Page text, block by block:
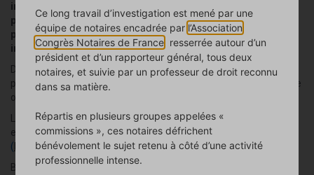
individuel : depuis le 15 mai 2022, il possède de plein droit un
patrimoine professionnel distinct de son patrimoine
personnel, le protégeant, ainsi que sa famille, des risques
inhérents à son activité.
De plus, le cadre administratif et juridique est simplifié que ce soit
pour les formalités liées à la création et à la gestion de l’entreprise
ou pour sa transmission.
L’entrepreneur peut procéder à l'immatriculation de son
entreprise individuelle en ligne
( https://formalites.entreprises.gouv.fr/).
Bon à savoir : bien qu’il ne soit plus possible de créer une EIRL
Ce long travail d’investigation est mené par une
équipe de notaires encadrée par l’Association
Congrès Notaires de France , resserrée autour d’un
président et d’un rapporteur général, tous deux
notaires, et suivie par un professeur de droit reconnu
dans sa matière.
Répartis en plusieurs groupes appelées «
commissions », ces notaires défrichent
bénévolement le sujet retenu à côté d’une activité
professionnelle intense.